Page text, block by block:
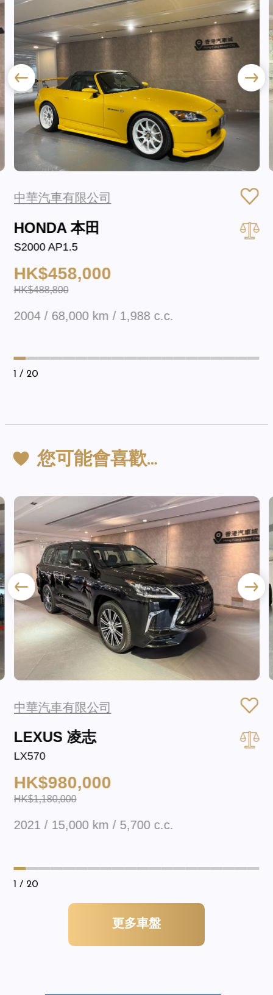
中華汽車有限公司
HONDA 本田
S2000 AP1.5
HK$458,000
HK$488,800
2004 / 68,000 km / 1,988 c.c.
1 / 20
您可能會喜歡…
中華汽車有限公司
LEXUS 凌志
LX570
HK$980,000
HK$1,180,000
2021 / 15,000 km / 5,700 c.c.
1 / 20
更多車盤